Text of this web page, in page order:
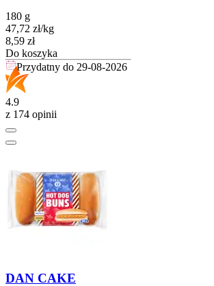
180 g
47,72 zł/kg
Cena
8,59 zł
Do koszyka
Przydatny do 29-08-2026
4.9
z 174 opinii
DAN CAKE